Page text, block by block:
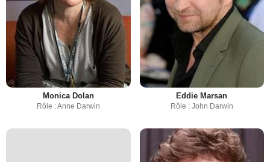
Monica Dolan
Rôle : Anne Darwin
Eddie Marsan
Rôle : John Darwin